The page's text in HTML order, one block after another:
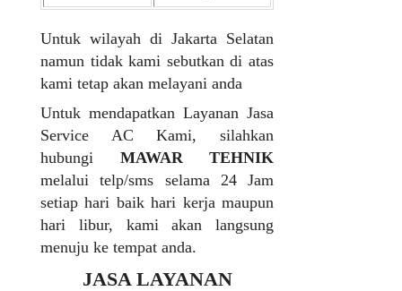
Untuk wilayah di Jakarta Selatan
namun tidak kami sebutkan di atas
kami tetap akan melayani anda
Untuk mendapatkan Layanan Jasa
Service AC Kami, silahkan
hubungi MAWAR TEHNIK
melalui telp/sms selama 24 Jam
setiap hari baik hari kerja maupun
hari libur, kami akan langsung
menuju ke tempat anda.
JASA LAYANAN